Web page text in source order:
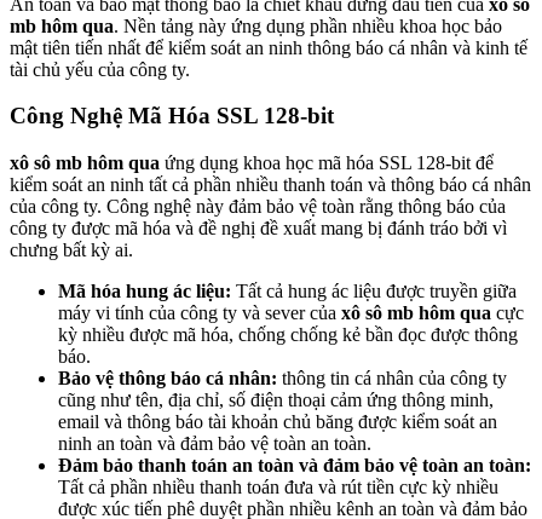
mb hôm qua. Nền tảng này ứng dụng phần nhiều khoa học bảo
mật tiên tiến nhất để kiểm soát an ninh thông báo cá nhân và kinh tế
tài chủ yếu của công ty.
Công Nghệ Mã Hóa SSL 128-bit
xô sô mb hôm qua ứng dụng khoa học mã hóa SSL 128-bit để
kiểm soát an ninh tất cả phần nhiều thanh toán và thông báo cá nhân
của công ty. Công nghệ này đảm bảo vệ toàn rằng thông báo của
công ty được mã hóa và đề nghị đề xuất mang bị đánh tráo bởi vì
chưng bất kỳ ai.
Mã hóa hung ác liệu: Tất cả hung ác liệu được truyền giữa
máy vi tính của công ty và sever của xô sô mb hôm qua cực
kỳ nhiều được mã hóa, chống chống kẻ bần đọc được thông
báo.
Bảo vệ thông báo cá nhân: thông tin cá nhân của công ty
cũng như tên, địa chỉ, số điện thoại cảm ứng thông minh,
email và thông báo tài khoản chủ băng được kiểm soát an
ninh an toàn và đảm bảo vệ toàn an toàn.
Đảm bảo thanh toán an toàn và đảm bảo vệ toàn an toàn:
Tất cả phần nhiều thanh toán đưa và rút tiền cực kỳ nhiều
được xúc tiến phê duyệt phần nhiều kênh an toàn và đảm bảo